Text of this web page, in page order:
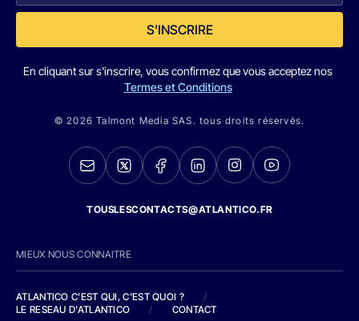
S'INSCRIRE
En cliquant sur s'inscrire, vous confirmez que vous acceptez nos
Termes et Conditions
© 2026 Talmont Media SAS. tous droits réservés.
TOUSLESCONTACTS@ATLANTICO.FR
MIEUX NOUS CONNAITRE
ATLANTICO C'EST QUI, C'EST QUOI ?
/
LE RESEAU D'ATLANTICO
/ CONTACT